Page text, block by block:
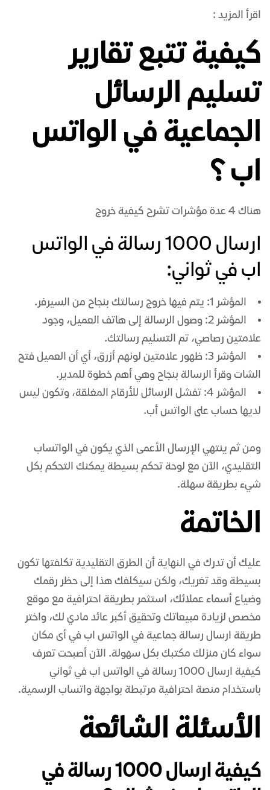
اقرأ المزيد :
كيفية تتبع تقارير
تسليم الرسائل
الجماعية في الواتس
اب ؟
هناك 4 عدة مؤشرات تشرح كيفية خروج
ارسال 1000 رسالة في الواتس
اب في ثواني:
المؤشر 1: يتم فيها خروج رسالتك بنجاح من السيرفر.
المؤشر 2: وصول الرسالة إلى هاتف العميل، وجود
علامتين رصاصي، تم التسليم رسالتك.
المؤشر 3: ظهور علامتين لونهم أزرق، أي أن العميل فتح
الشات وقرأ الرسالة بنجاح وهي أهم خطوة للمدير.
المؤشر 4: تفشل الرسائل للأرقام المغلقة، وتكون ليس
لديها حساب على الواتس أب.
ومن ثم ينتهي الإرسال الأعمى الذي يكون في الواتساب
التقليدي، الآن مع لوحة تحكم بسيطة يمكنك التحكم بكل
شيء بطريقة سهلة.
الخاتمة
عليك أن تدرك في النهاية أن الطرق التقليدية تكلفتها تكون
بسيطة وقد تغريك، ولكن سيكلفك هذا إلى حظر رقمك
وضياع أسماء عملائك، استثمر بطريقة احترافية مع موقع
مخصص لزيادة مبيعاتك وتحقيق أكبر عائد مادي لك، واختر
طريقة ارسال رسالة جماعية في الواتس اب في أى مكان
سواء كان منزلك مكتبك بكل سهولة. الآن أصبحت تعرف
كيفية ارسال 1000 رسالة في الواتس اب في ثواني
باستخدام منصة احترافية مرتبطة بواجهة واتساب الرسمية.
الأسئلة الشائعة
كيفية ارسال 1000 رسالة في